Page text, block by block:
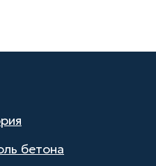
бетона